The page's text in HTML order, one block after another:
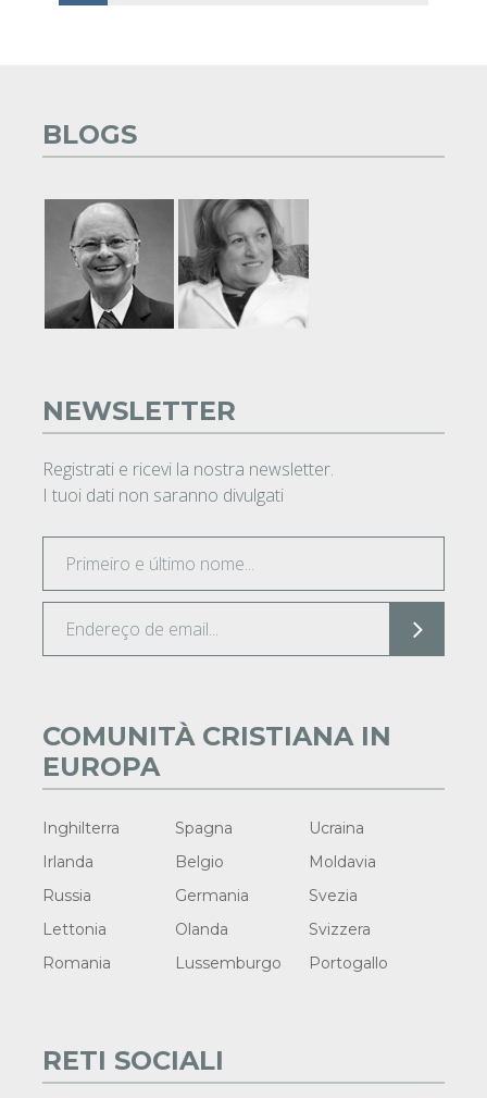
BLOGS
NEWSLETTER
Registrati e ricevi la nostra newsletter.
I tuoi dati non saranno divulgati
COMUNITÀ CRISTIANA IN
EUROPA
Inghilterra Spagna
Ucraina
Irlanda
Belgio
Moldavia
Russia
Germania
Svezia
Lettonia
Olanda
Svizzera
Romania
Lussemburgo Portogallo
RETI SOCIALI